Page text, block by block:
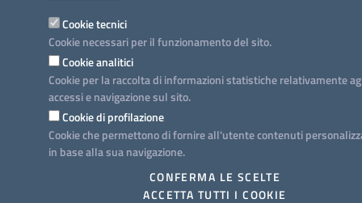
Cookie tecnici
Cookie necessari per il funzionamento del sito.
Cookie analitici
Cookie per la raccolta di informazioni statistiche relativamente
accessi e navigazione sul sito.
Cookie di profilazione
Cookie che permettono di fornire all'utente contenuti
in base alla sua navigazione.
CONFERMA LE SCELTE
ACCETTA TUTTI I COOKIE